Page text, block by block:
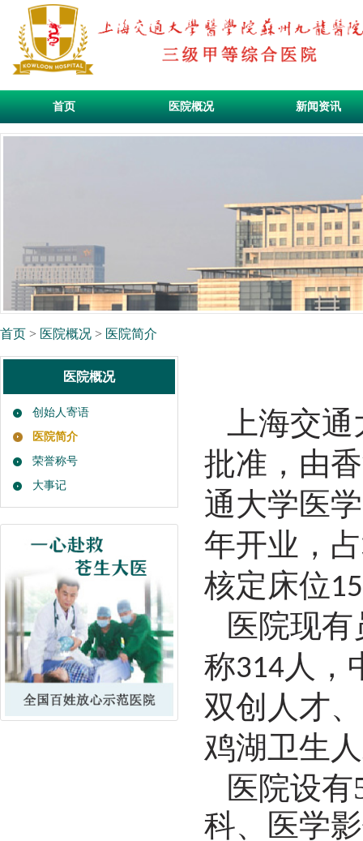
首页 医院概况 新闻资讯
首页 > 医院概况 > 医院简介
医院概况
创始人寄语
医院简介
荣誉称号
大事记
上海交
批准，由
通大学医
年开业，
核定床位
医院现有
称314人，
双创人才
鸡湖卫生
医院设有
科、医学